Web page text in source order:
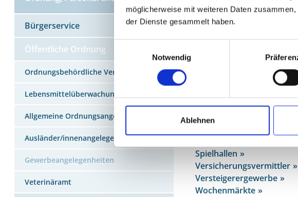
möglicherweise mit weiteren Daten
der Dienste gesammelt haben.
Notwendig
Ablehnen
Bürgerservice
Öffentliche Ordnung
Ordnungsbehördliche Verordnung
Lebensmittelüberwachung
Allgemeine Ordnungsangelegenheiten
Ausländer/innenangelegenheiten
Gewerbeangelegenheiten
Veterinäramt
Bewachungsgewerbe
Eichwesen
Gaststättenerlaubnisse
Gewerbemeldestelle
Maklererlaubnis
Pfandleihergewerbe
Spielhallen
Versicherungsvermittler
Versteigerergewerbe
Wochenmärkte